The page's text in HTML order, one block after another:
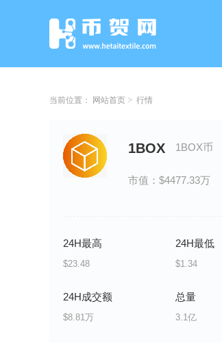
当前位置： 网站首页 行情
1BOX 1BOX币
市值：$4477.33万
24H最高
$23.48
24H最低
$1.34
24H成交额
$8.81万
总量
3.1亿